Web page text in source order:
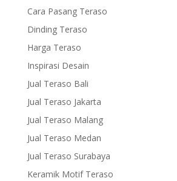
Cara Pasang Teraso
Dinding Teraso
Harga Teraso
Inspirasi Desain
Jual Teraso Bali
Jual Teraso Jakarta
Jual Teraso Malang
Jual Teraso Medan
Jual Teraso Surabaya
Keramik Motif Teraso